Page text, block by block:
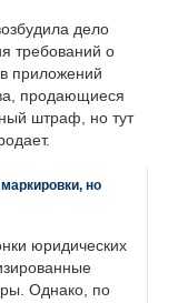
дело
требований о
приложений
продающиеся
штраф, но тут
но
юридических
Однако, по